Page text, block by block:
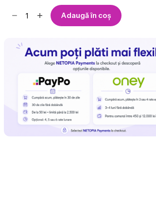
Adaugă în coș